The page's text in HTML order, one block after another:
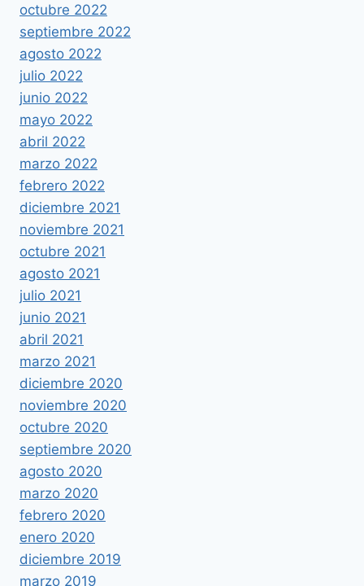
octubre 2022
septiembre 2022
agosto 2022
julio 2022
junio 2022
mayo 2022
abril 2022
marzo 2022
febrero 2022
diciembre 2021
noviembre 2021
octubre 2021
agosto 2021
julio 2021
junio 2021
abril 2021
marzo 2021
diciembre 2020
noviembre 2020
octubre 2020
septiembre 2020
agosto 2020
marzo 2020
febrero 2020
enero 2020
diciembre 2019
marzo 2019